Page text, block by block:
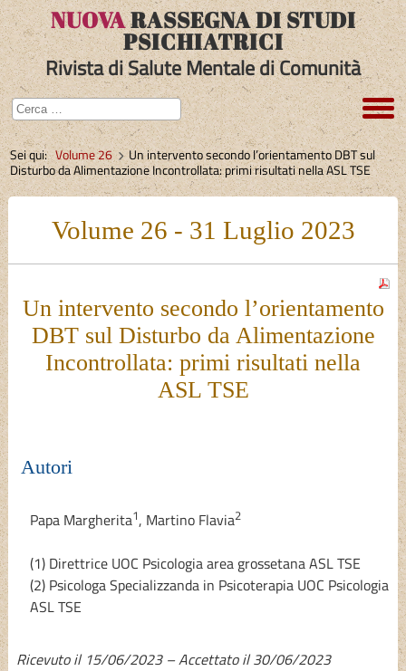
NUOVARASSEGNA DI STUDI
PSICHIATRICI
Rivista di Salute Mentale di Comunità
Sei qui:Volume 26
Un intervento secondo l’orientamento DBT sul
Disturbo da Alimentazione Incontrollata: primi risultati nella ASL TSE
Volume 26 - 31 Luglio 2023
Un intervento secondo l’orientamento
DBT sul Disturbo da Alimentazione
Incontrollata: primi risultati nella
ASL TSE
Autori
Papa Margherita1, Martino Flavia2
(1) Direttrice UOC Psicologia area grossetana ASL TSE
(2) Psicologa Specializzanda in Psicoterapia UOC Psicologia
ASL TSE
Ricevuto il 15/06/2023 – Accettato il 30/06/2023